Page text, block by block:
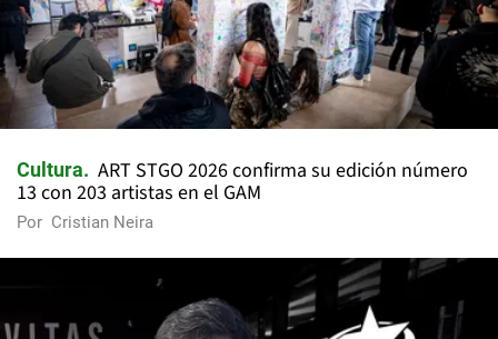
Cultura
ART STGO 2026 confirma su edición número
13 con 203 artistas en el GAM
Por Cristian Neira